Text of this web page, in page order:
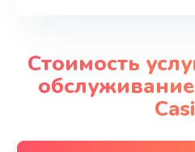
Стоимость